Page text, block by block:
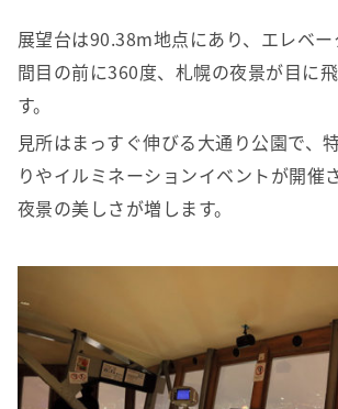
展望台は90.38m地点にあり、エレベ
間目の前に360度、札幌の夜景が目に
す。
見所はまっすぐ伸びる大通り公園で、
りやイルミネーションイベントが開催
夜景の美しさが増します。